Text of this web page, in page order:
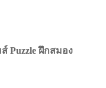
Puzzle ฝึกสมอง